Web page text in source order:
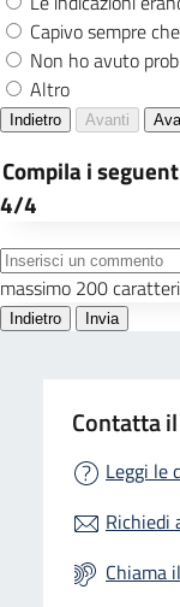
Contatta
Leggi le
Richiedi
Chiama